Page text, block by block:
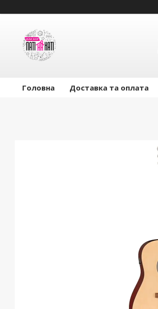
Головна Доставка та оплата